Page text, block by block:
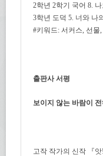
2학년 2학기 국어 8.
3학년 도덕 5. 너와 나
#키워드: 서커스, 선물
출판사 서평
보이지 않는 바람이
고작 작가의 신작 『